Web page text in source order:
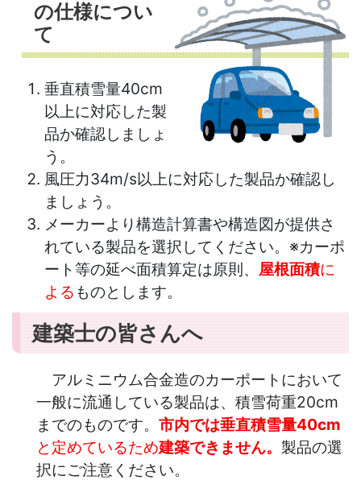
の仕様につい
て
垂直積雪量40cm
以上に対応した製
品か確認しましょ
う。
風圧力34m/s以上に対応した製品か確認し
ましょう。
メーカーより構造計算書や構造図が提供さ
れている製品を選択してください。※カーポ
ート等の延べ面積算定は原則、 屋根面積に
よる ものとします。
建築士の皆さんへ
アルミニウム合金造のカーポートにおいて
一般に流通している製品は、積雪荷重20cm
までのものです。 市内では垂直積雪量40cm
と定めているため建築できません。 製品の選
択にご注意ください。